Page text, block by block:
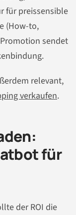
für preissensible
(How-to,
sendet
relevant,
verkaufen.
für
der ROI die